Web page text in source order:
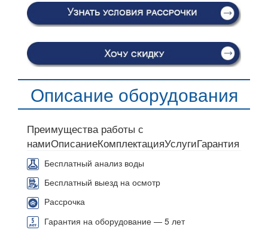
Описание оборудования
Преимущества работы с
намиОписаниеКомплектацияУслугиГарантия
Бесплатный анализ воды
Бесплатный выезд на осмотр
Рассрочка
Гарантия на оборудование — 5 лет